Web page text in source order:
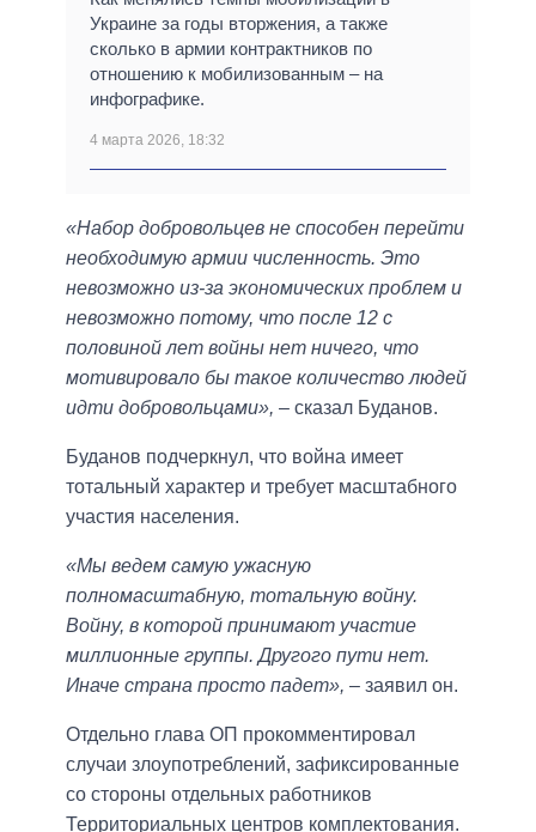
Украине за годы вторжения, а также
сколько в армии контрактников по
отношению к мобилизованным – на
инфографике.
4 марта 2026, 18:32
«Набор добровольцев не способен перейти
необходимую армии численность. Это
невозможно из-за экономических проблем и
невозможно потому, что после 12 с
половиной лет войны нет ничего, что
мотивировало бы такое количество людей
идти добровольцами», – сказал Буданов.
Буданов подчеркнул, что война имеет
тотальный характер и требует масштабного
участия населения.
«Мы ведем самую ужасную
полномасштабную, тотальную войну.
Войну, в которой принимают участие
миллионные группы. Другого пути нет.
Иначе страна просто падет», – заявил он.
Отдельно глава ОП прокомментировал
случаи злоупотреблений, зафиксированные
со стороны отдельных работников
Территориальных центров комплектования.